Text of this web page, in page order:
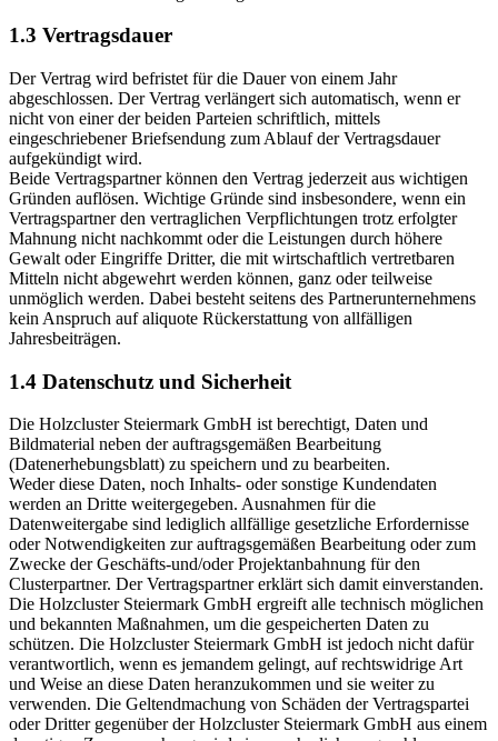
1.3 Vertragsdauer
Der Vertrag wird befristet für die Dauer von einem Jahr
abgeschlossen. Der Vertrag verlängert sich automatisch, wenn er
nicht von einer der beiden Parteien schriftlich, mittels
eingeschriebener Briefsendung zum Ablauf der Vertragsdauer
aufgekündigt wird.
Beide Vertragspartner können den Vertrag jederzeit aus wichtigen
Gründen auflösen. Wichtige Gründe sind insbesondere, wenn ein
Vertragspartner den vertraglichen Verpflichtungen trotz erfolgter
Mahnung nicht nachkommt oder die Leistungen durch höhere
Gewalt oder Eingriffe Dritter, die mit wirtschaftlich vertretbaren
Mitteln nicht abgewehrt werden können, ganz oder teilweise
unmöglich werden. Dabei besteht seitens des Partnerunternehmens
kein Anspruch auf aliquote Rückerstattung von allfälligen
Jahresbeiträgen.
1.4 Datenschutz und Sicherheit
Die Holzcluster Steiermark GmbH ist berechtigt, Daten und
Bildmaterial neben der auftragsgemäßen Bearbeitung
(Datenerhebungsblatt) zu speichern und zu bearbeiten.
Weder diese Daten, noch Inhalts- oder sonstige Kundendaten
werden an Dritte weitergegeben. Ausnahmen für die
Datenweitergabe sind lediglich allfällige gesetzliche Erfordernisse
oder Notwendigkeiten zur auftragsgemäßen Bearbeitung oder zum
Zwecke der Geschäfts-und/oder Projektanbahnung für den
Clusterpartner. Der Vertragspartner erklärt sich damit einverstanden.
Die Holzcluster Steiermark GmbH ergreift alle technisch möglichen
und bekannten Maßnahmen, um die gespeicherten Daten zu
schützen. Die Holzcluster Steiermark GmbH ist jedoch nicht dafür
verantwortlich, wenn es jemandem gelingt, auf rechtswidrige Art
und Weise an diese Daten heranzukommen und sie weiter zu
verwenden. Die Geltendmachung von Schäden der Vertragspartei
oder Dritter gegenüber der Holzcluster Steiermark GmbH aus einem